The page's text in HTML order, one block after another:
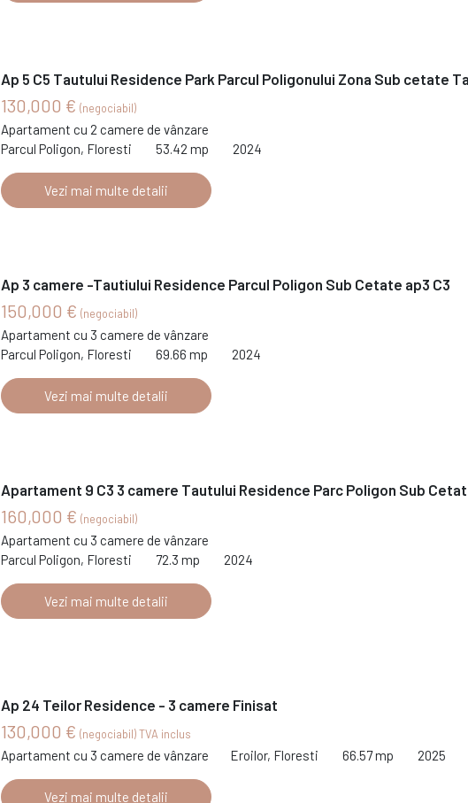
Ap 5 C5 Tautului Residence Park Parcul Poligonului Zona Sub cetate
130,000 € (negociabil)
Apartament cu 2 camere de vânzare
Parcul Poligon, Floresti
53.42 mp 2024
Vezi mai multe detalii
Ap 3 camere -Tautiului Residence Parcul Poligon Sub Cetate ap3 C3
150,000 € (negociabil)
Apartament cu 3 camere de vânzare
Parcul Poligon, Floresti
69.66 mp 2024
Vezi mai multe detalii
Apartament 9 C3 3 camere Tautului Residence Parc Poligon Sub
160,000 € (negociabil)
Apartament cu 3 camere de vânzare
Parcul Poligon, Floresti
72.3 mp 2024
Vezi mai multe detalii
Ap 24 Teilor Residence - 3 camere Finisat
130,000 € (negociabil) TVA inclus
Apartament cu 3 camere de vânzare Eroilor, Floresti 66.57 mp 2025
Vezi mai multe detalii